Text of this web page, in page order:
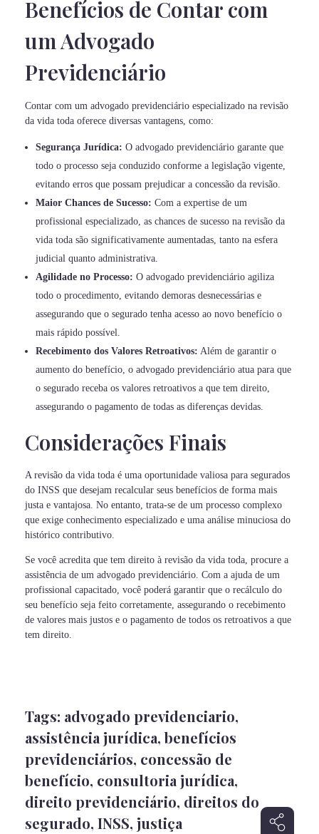
Benefícios de Contar com
um Advogado
Previdenciário
Contar com um advogado previdenciário especializado na revisão
da vida toda oferece diversas vantagens, como:
Segurança Jurídica: O advogado previdenciário garante que
todo o processo seja conduzido conforme a legislação vigente,
evitando erros que possam prejudicar a concessão da revisão.
Maior Chances de Sucesso: Com a expertise de um
profissional especializado, as chances de sucesso na revisão da
vida toda são significativamente aumentadas, tanto na esfera
judicial quanto administrativa.
Agilidade no Processo: O advogado previdenciário agiliza
todo o procedimento, evitando demoras desnecessárias e
assegurando que o segurado tenha acesso ao novo benefício o
mais rápido possível.
Recebimento dos Valores Retroativos: Além de garantir o
aumento do benefício, o advogado previdenciário atua para que
o segurado receba os valores retroativos a que tem direito,
assegurando o pagamento de todas as diferenças devidas.
Considerações Finais
A revisão da vida toda é uma oportunidade valiosa para segurados
do INSS que desejam recalcular seus benefícios de forma mais
justa e vantajosa. No entanto, trata-se de um processo complexo
que exige conhecimento especializado e uma análise minuciosa do
histórico contributivo.
Se você acredita que tem direito à revisão da vida toda, procure a
assistência de um advogado previdenciário. Com a ajuda de um
profissional capacitado, você poderá garantir que o recálculo do
seu benefício seja feito corretamente, assegurando o recebimento
de valores mais justos e o pagamento de todos os retroativos a que
tem direito.
Tags: advogado previdenciario,
assistência jurídica, benefícios
previdenciários, concessão de
benefício, consultoria jurídica,
direito previdenciário, direitos do
segurado, INSS, justiça